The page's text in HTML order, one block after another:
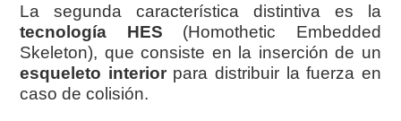
La segunda característica distintiva es la
tecnología HES (Homothetic Embedded
Skeleton), que consiste en la inserción de un
esqueleto interiorpara distribuir la fuerza en
caso de colisión.